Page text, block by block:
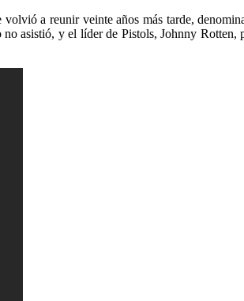
a reunir veinte años más tarde,
asistió, y el líder de Pistols, Johnny